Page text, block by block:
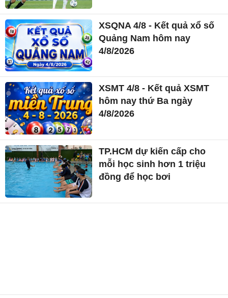
XSQNA 4/8 - Kết quả xổ số
Quảng Nam hôm nay
4/8/2026
XSMT 4/8 - Kết quả XSMT
hôm nay thứ Ba ngày
4/8/2026
TP.HCM dự kiến cấp cho
mỗi học sinh hơn 1 triệu
đồng để học bơi